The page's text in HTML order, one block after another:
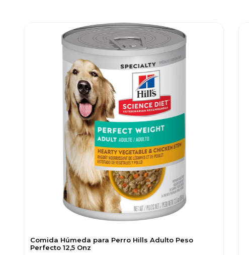
Comida Húmeda para Gato Hills Estomago y Piel
Sensible 2,9 Onz